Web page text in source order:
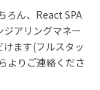
ろん、React SPA
ジアリングマネー
ます(フルスタッ
よりご連絡くださ